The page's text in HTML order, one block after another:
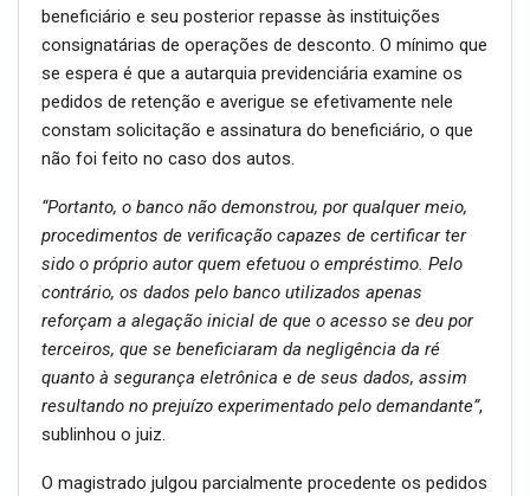
beneficiário e seu posterior repasse às instituições
consignatárias de operações de desconto. O mínimo que
se espera é que a autarquia previdenciária examine os
pedidos de retenção e averigue se efetivamente nele
constam solicitação e assinatura do beneficiário, o que
não foi feito no caso dos autos.
“Portanto, o banco não demonstrou, por qualquer meio,
procedimentos de verificação capazes de certificar ter
sido o próprio autor quem efetuou o empréstimo. Pelo
contrário, os dados pelo banco utilizados apenas
reforçam a alegação inicial de que o acesso se deu por
terceiros, que se beneficiaram da negligência da ré
quanto à segurança eletrônica e de seus dados, assim
resultando no prejuízo experimentado pelo demandante”,
sublinhou o juiz.
O magistrado julgou parcialmente procedente os pedidos